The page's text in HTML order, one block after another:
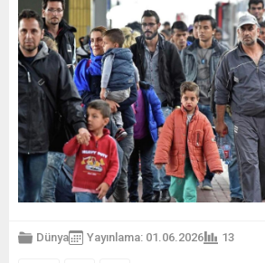
Dünya Yayınlama: 01.06.2026 13